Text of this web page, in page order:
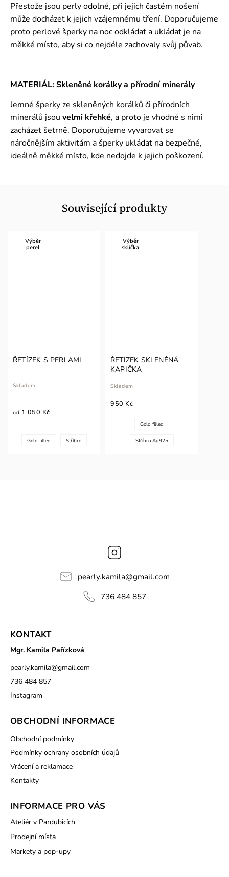
Přestože jsou perly odolné, při jejich častém nošení
může docházet k jejich vzájemnému tření. Doporučujeme
proto perlové šperky na noc odkládat a ukládat je na
měkké místo, aby si co nejdéle zachovaly svůj půvab.
MATERIÁL: Skleněné korálky a přírodní minerály
Jemné šperky ze skleněných korálků či přírodních
minerálů jsou velmi křehké, a proto je vhodné s nimi
zacházet šetrně. Doporučujeme vyvarovat se
náročnějším aktivitám a šperky ukládat na bezpečné,
ideálně měkké místo, kde nedojde k jejich poškození.
Související produkty
Výběr
perel
ŘETÍZEK S PERLAMI
Skladem
od 1 050 Kč
Gold filled Stříbro
Výběr
sklíčka
ŘETÍZEK SKLENĚNÁ
KAPIČKA
Skladem
950 Kč
Gold filled
Stříbro Ag925
pearly.kamila@gmail.com
736 484 857
KONTAKT
Mgr. Kamila Pařízková
pearly.kamila@gmail.com
736 484 857
Instagram
OBCHODNÍ INFORMACE
Obchodní podmínky
Podmínky ochrany osobních údajů
Vrácení a reklamace
Kontakty
INFORMACE PRO VÁS
Ateliér v Pardubicích
Prodejní místa
Markety a pop-upy